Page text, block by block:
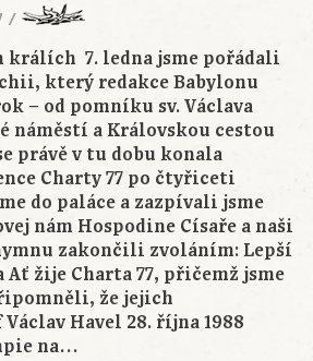
/
králích 7. ledna jsme pořádali
který redakce Babylonu
– od pomníku sv. Václava
náměstí a Královskou cestou
právě v tu dobu konala
Charty 77 po čtyřiceti
do paláce a zazpívali jsme
nám Hospodine Císaře a naši
zakončili zvoláním: Lepší
žije Charta 77, přičemž jsme
že jejich
Havel 28. října 1988
na…